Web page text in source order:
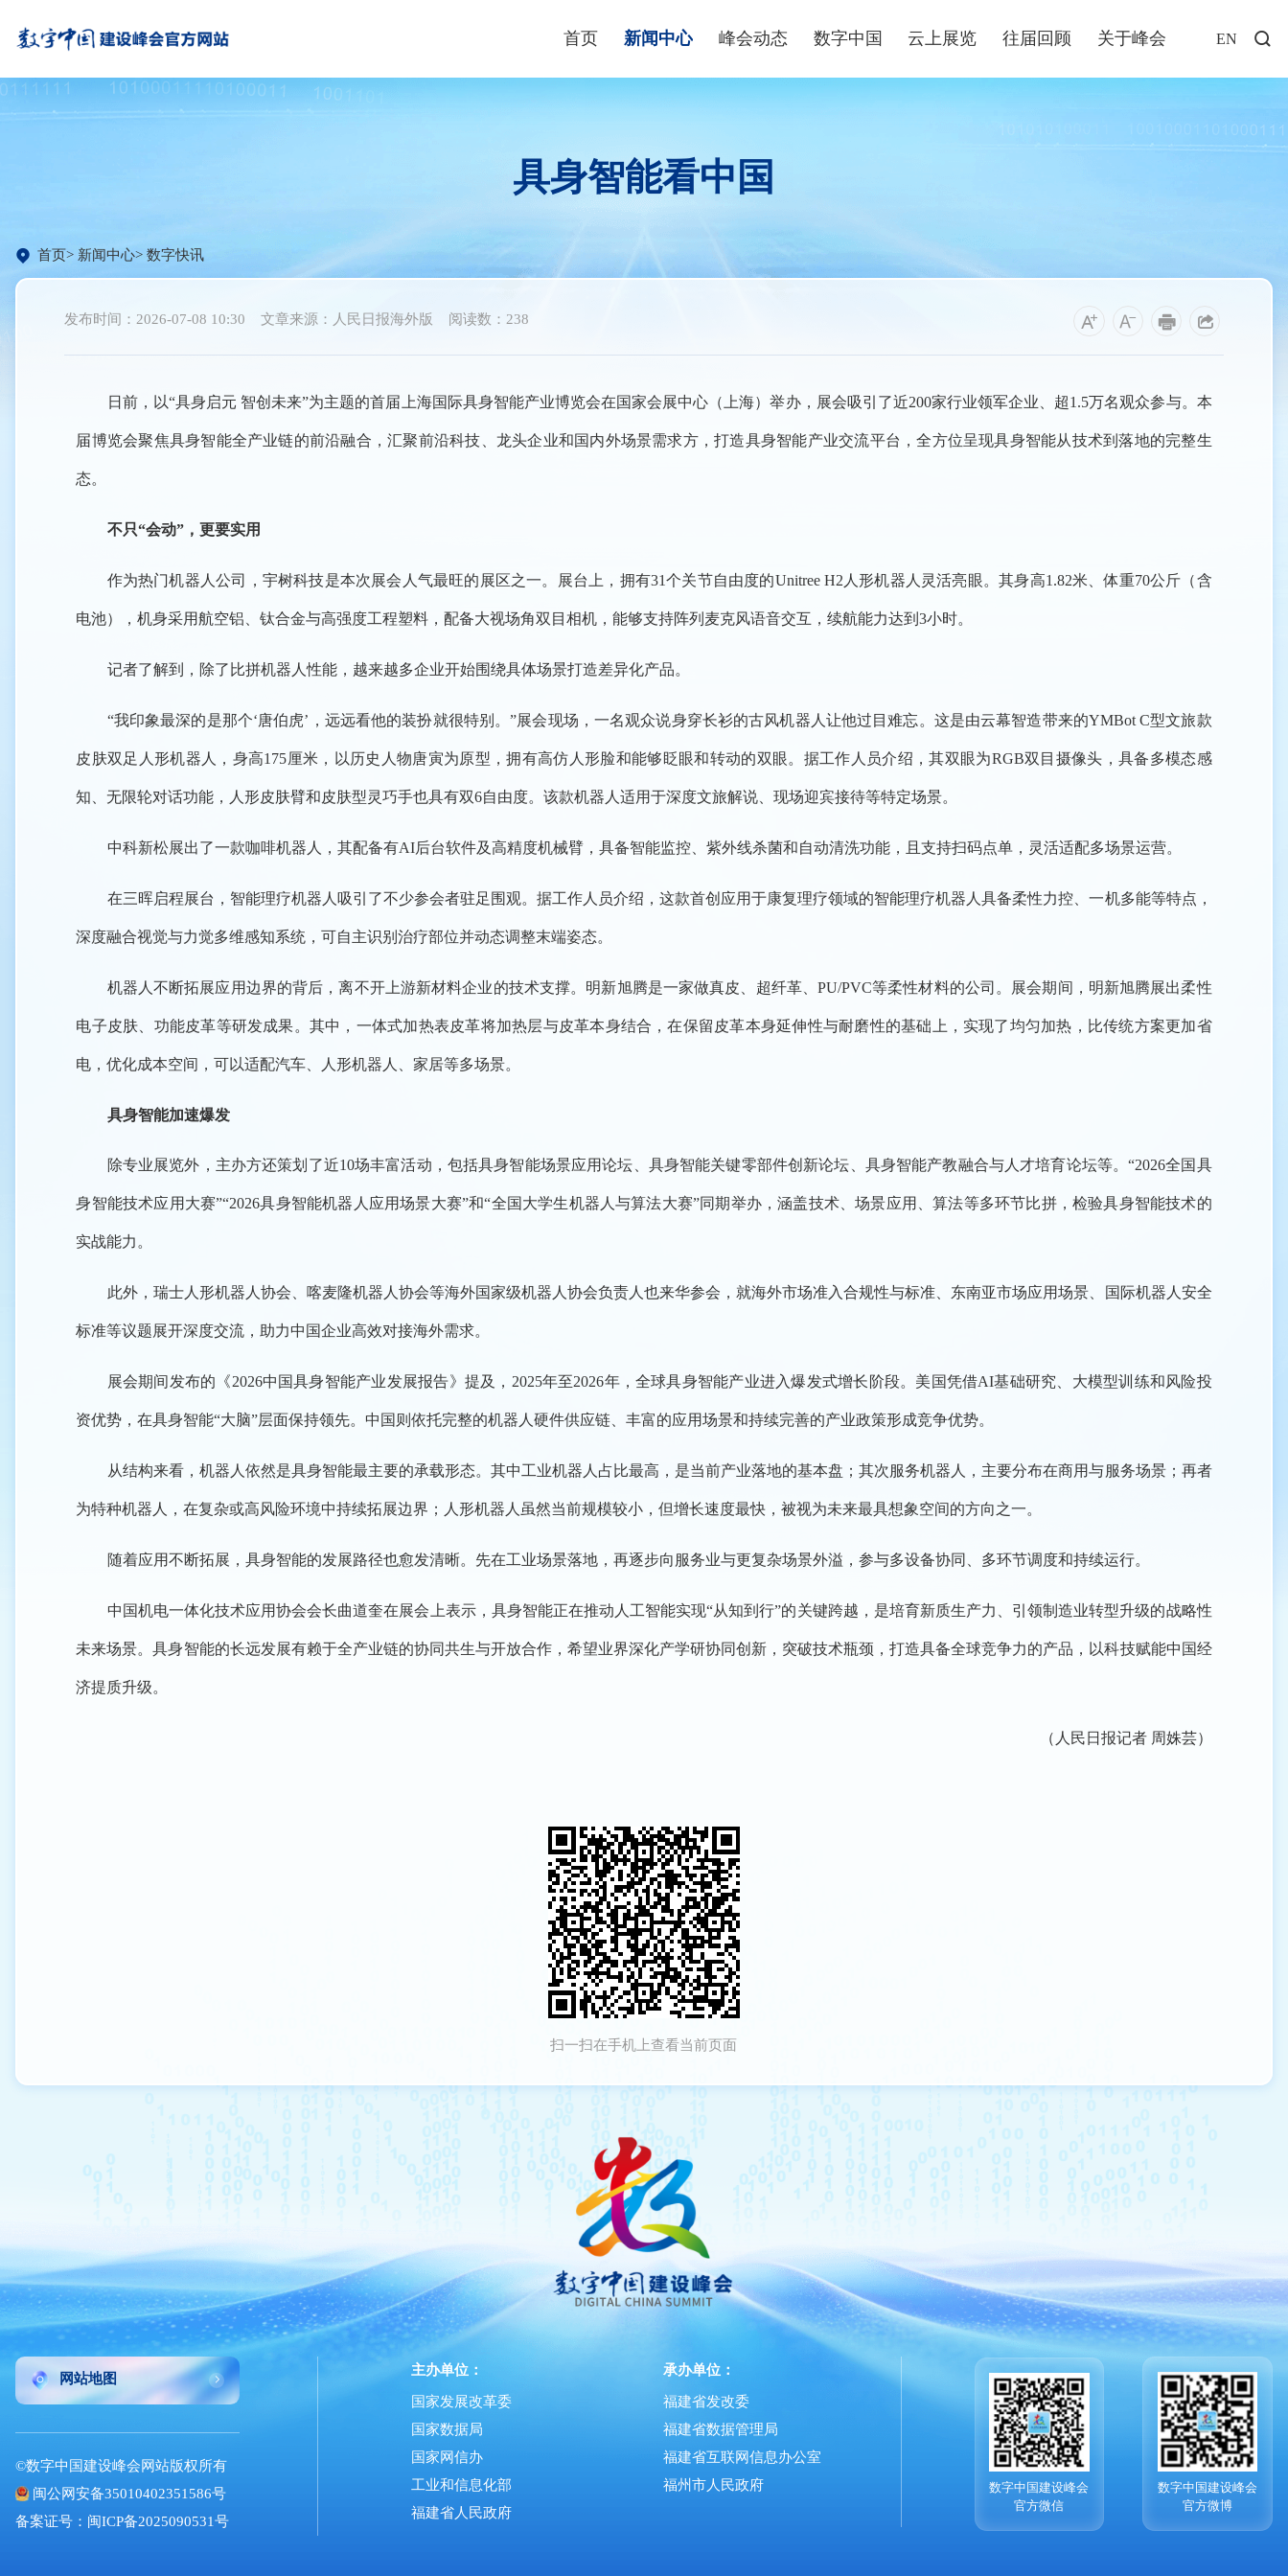
首页 新闻中心
视频播报
峰会镜头
媒体聚焦
峰会动态
创新大赛
数字中国
政策解读
云上展览 往届回顾 关于峰会 EN
具身智能看中国
首页 新闻中心 数字快讯
发布时间：2026-07-08 10:30 文章来源：人民日报海外版 阅读数：238
日前，以“具身启元 智创未来”为主题的首届上海国际具身智能产业博览会在国家会展中心（上海）举办，展会吸引了近200家行业领军企业、超1.5万名观众参与。本
届博览会聚焦具身智能全产业链的前沿融合，汇聚前沿科技、龙头企业和国内外场景需求方，打造具身智能产业交流平台，全方位呈现具身智能从技术到落地的完整生
态。
不只“会动”，更要实用
作为热门机器人公司，宇树科技是本次展会人气最旺的展区之一。展台上，拥有31个关节自由度的Unitree H2人形机器人灵活亮眼。其身高1.82米、体重70公斤（含
电池），机身采用航空铝、钛合金与高强度工程塑料，配备大视场角双目相机，能够支持阵列麦克风语音交互，续航能力达到3小时。
记者了解到，除了比拼机器人性能，越来越多企业开始围绕具体场景打造差异化产品。
“我印象最深的是那个‘唐伯虎’，远远看他的装扮就很特别。”展会现场，一名观众说身穿长衫的古风机器人让他过目难忘。这是由云幕智造带来的YMBot C型文旅款
皮肤双足人形机器人，身高175厘米，以历史人物唐寅为原型，拥有高仿人形脸和能够眨眼和转动的双眼。据工作人员介绍，其双眼为RGB双目摄像头，具备多模态感
知、无限轮对话功能，人形皮肤臂和皮肤型灵巧手也具有双6自由度。该款机器人适用于深度文旅解说、现场迎宾接待等特定场景。
中科新松展出了一款咖啡机器人，其配备有AI后台软件及高精度机械臂，具备智能监控、紫外线杀菌和自动清洗功能，且支持扫码点单，灵活适配多场景运营。
在三晖启程展台，智能理疗机器人吸引了不少参会者驻足围观。据工作人员介绍，这款首创应用于康复理疗领域的智能理疗机器人具备柔性力控、一机多能等特点，
深度融合视觉与力觉多维感知系统，可自主识别治疗部位并动态调整末端姿态。
机器人不断拓展应用边界的背后，离不开上游新材料企业的技术支撑。明新旭腾是一家做真皮、超纤革、PU/PVC等柔性材料的公司。展会期间，明新旭腾展出柔性
电子皮肤、功能皮革等研发成果。其中，一体式加热表皮革将加热层与皮革本身结合，在保留皮革本身延伸性与耐磨性的基础上，实现了均匀加热，比传统方案更加省
电，优化成本空间，可以适配汽车、人形机器人、家居等多场景。
具身智能加速爆发
除专业展览外，主办方还策划了近10场丰富活动，包括具身智能场景应用论坛、具身智能关键零部件创新论坛、具身智能产教融合与人才培育论坛等。“2026全国具
身智能技术应用大赛”“2026具身智能机器人应用场景大赛”和“全国大学生机器人与算法大赛”同期举办，涵盖技术、场景应用、算法等多环节比拼，检验具身智能技术的
实战能力。
此外，瑞士人形机器人协会、喀麦隆机器人协会等海外国家级机器人协会负责人也来华参会，就海外市场准入合规性与标准、东南亚市场应用场景、国际机器人安全
标准等议题展开深度交流，助力中国企业高效对接海外需求。
展会期间发布的《2026中国具身智能产业发展报告》提及，2025年至2026年，全球具身智能产业进入爆发式增长阶段。美国凭借AI基础研究、大模型训练和风险投
资优势，在具身智能“大脑”层面保持领先。中国则依托完整的机器人硬件供应链、丰富的应用场景和持续完善的产业政策形成竞争优势。
从结构来看，机器人依然是具身智能最主要的承载形态。其中工业机器人占比最高，是当前产业落地的基本盘；其次服务机器人，主要分布在商用与服务场景；再者
为特种机器人，在复杂或高风险环境中持续拓展边界；人形机器人虽然当前规模较小，但增长速度最快，被视为未来最具想象空间的方向之一。
随着应用不断拓展，具身智能的发展路径也愈发清晰。先在工业场景落地，再逐步向服务业与更复杂场景外溢，参与多设备协同、多环节调度和持续运行。
中国机电一体化技术应用协会会长曲道奎在展会上表示，具身智能正在推动人工智能实现“从知到行”的关键跨越，是培育新质生产力、引领制造业转型升级的战略性
未来场景。具身智能的长远发展有赖于全产业链的协同共生与开放合作，希望业界深化产学研协同创新，突破技术瓶颈，打造具备全球竞争力的产品，以科技赋能中国经
济提质升级。
（人民日报记者 周姝芸）
扫一扫在手机上查看当前页面
网站地图
©数字中国建设峰会网站版权所有
闽公网安备35010402351586号
备案证号：闽ICP备2025090531号
主办单位：
国家发展改革委
国家数据局
国家网信办
工业和信息化部
福建省人民政府
承办单位：
福建省发改委
福建省数据管理局
福建省互联网信息办公室
福州市人民政府
数字中国建设峰会
官方微信
数字中国建设峰会
官方微博